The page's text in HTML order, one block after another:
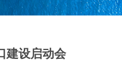
建设启动会